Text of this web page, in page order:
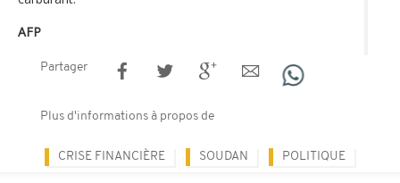
AFP
Partager
Plus d'informations à propos de
CRISE FINANCIÈRE SOUDAN POLITIQUE